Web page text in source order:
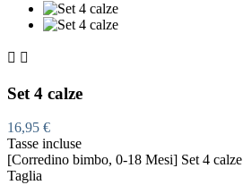
 
Set 4 calze
16,95 €
Tasse incluse
[Corredino bimbo, 0-18 Mesi] Set 4 calze
Taglia